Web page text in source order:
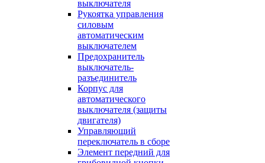
выключателя
Рукоятка управления
силовым
автоматическим
выключателем
Предохранитель
выключатель-
разъединитель
Корпус для
автоматического
выключателя (защиты
двигателя)
Управляющий
переключатель в сборе
Элемент передний для